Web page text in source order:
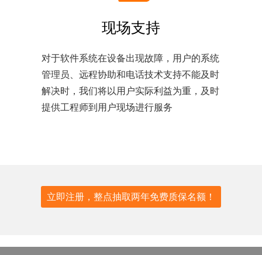
现场支持
对于软件系统在设备出现故障，用户的系统
管理员、远程协助和电话技术支持不能及时
解决时，我们将以用户实际利益为重，及时
提供工程师到用户现场进行服务
立即注册，整点抽取两年免费质保名额！